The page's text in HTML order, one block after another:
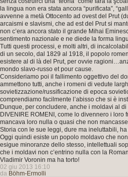
la lingua non era stata ancora “purificata”,
avvenne a metà Ottocento ad ovest del Prut
arcaismi e slavismi, che ad est del Prut si
non c’era ancora stato il grande Mihai
sentimento nazionale e ne diede la forma
Tutti questi processi, e molti altri, di
di un secolo, dal 1829 al 1918, il popolo
esistere al di là del Prut, per ovvie
mondo slavo-russo et pour cause.
Consideriamo poi il fallimento oggettivo del
ammettono tutti, anche i romeni di vedute
sovietizzazione/russificazione di epoca
comprendiamo facilmente l’abisso che si è
Dunque, per concludere, anche i moldavi al
DIVENIRE ROMENI, come lo divennero i loro
mancava loro nulla o quasi che non
Storia con le sue leggi, dure ma ineluttabili,
Oggi quindi esiste un popolo moldavo che
esigue minoranze dello stesso, intellettuali
che i moldavi non c’entrino nulla con la
Vladimir Voronin ma ha torto!
02 giu 2013 16:10
da Böhm-Ermolli